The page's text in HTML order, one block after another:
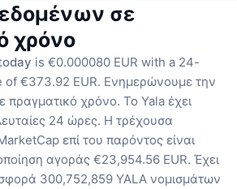
σε
χρόνο
is €0.000080 EUR with a 24-
€373.92 EUR. Ενημερώνουμε την
πραγματικό χρόνο. Το Yala έχει
24 ώρες. Η τρέχουσα
επί του παρόντος είναι
αγοράς €23,954.56 EUR. Έχει
300,752,859 YALA νομισμάτων